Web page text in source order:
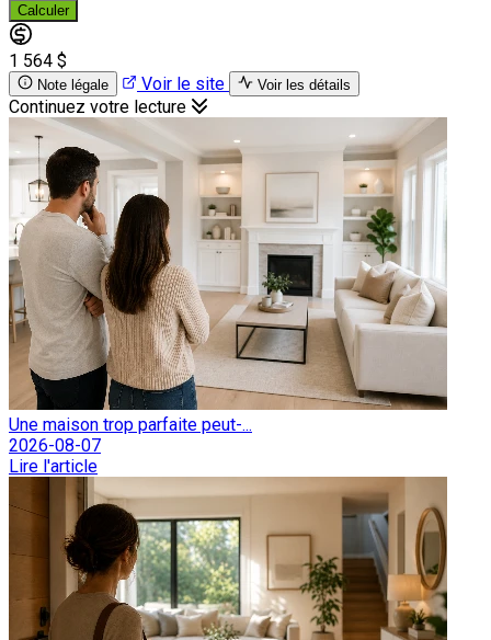
Calculer
1 564 $
Note légale Voir le site Voir les détails
Continuez votre lecture
Une maison trop parfaite peut-...
2026-08-07
Lire l'article